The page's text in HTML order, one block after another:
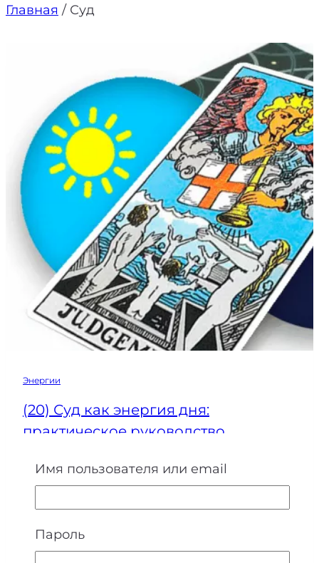
Главная / Суд
Энергии
(20) Суд как энергия дня:
практическое руководство
Энергия двадцатого Аркана Суд — это
мощный импульс пробуждения,
Читать(20)
Суд
Имя пользователя или email
Пароль